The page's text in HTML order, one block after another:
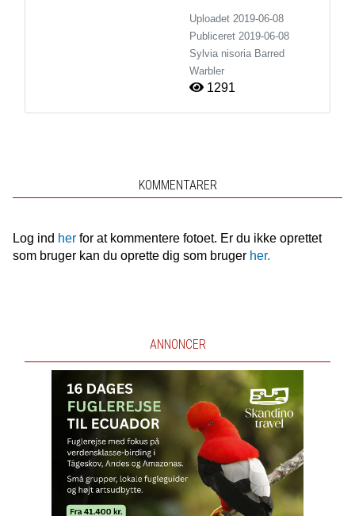
Uploadet 2019-06-08
Publiceret 2019-06-08
Sylvia nisoria Barred
Warbler
1291
KOMMENTARER
Log ind herfor at kommentere fotoet. Er du ikke oprettet
som bruger kan du oprette dig som bruger her.
ANNONCER